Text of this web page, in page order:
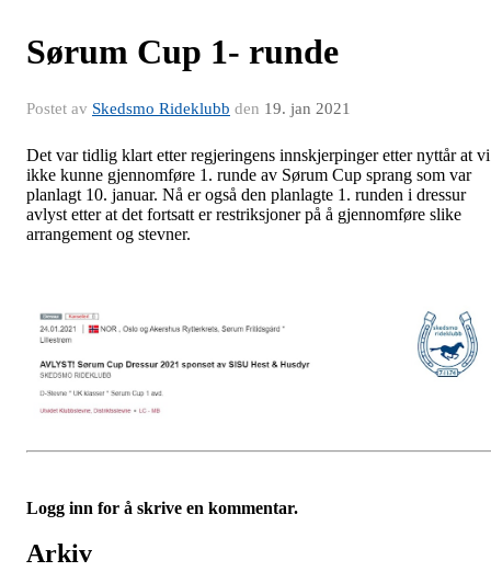
Sørum Cup 1- runde
Postet av Skedsmo Rideklubb den 19. jan 2021
Det var tidlig klart etter regjeringens innskjerpinger etter nyttår at vi
ikke kunne gjennomføre 1. runde av Sørum Cup sprang som var
planlagt 10. januar. Nå er også den planlagte 1. runden i dressur
avlyst etter at det fortsatt er restriksjoner på å gjennomføre slike
arrangement og stevner.
Logg inn for å skrive en kommentar.
Arkiv